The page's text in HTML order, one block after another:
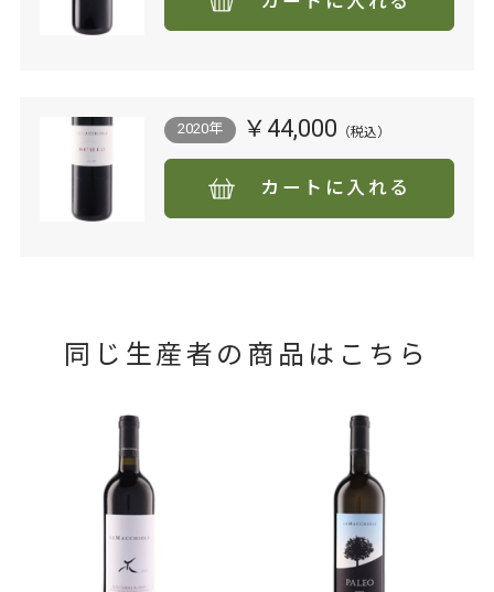
2020年 ￥44,000
カートに入れる
同じ生産者の商品はこちら